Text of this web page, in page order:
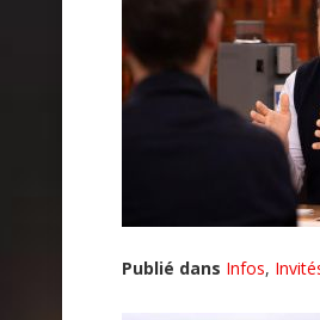
Publié dans Infos,